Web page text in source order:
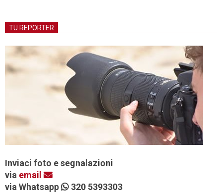
TU REPORTER
Inviaci foto e segnalazioni
via email
via Whatsapp
320 5393303